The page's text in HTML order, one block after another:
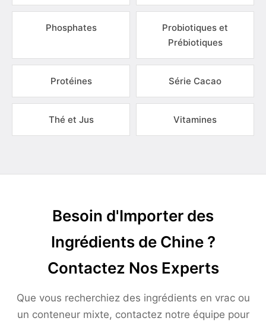
Phosphates
Probiotiques et
Prébiotiques
Protéines Série Cacao
Thé et Jus Vitamines
Besoin d'Importer des
Ingrédients de Chine ?
Contactez Nos Experts
Que vous recherchiez des ingrédients en vrac ou
un conteneur mixte, contactez notre équipe pour